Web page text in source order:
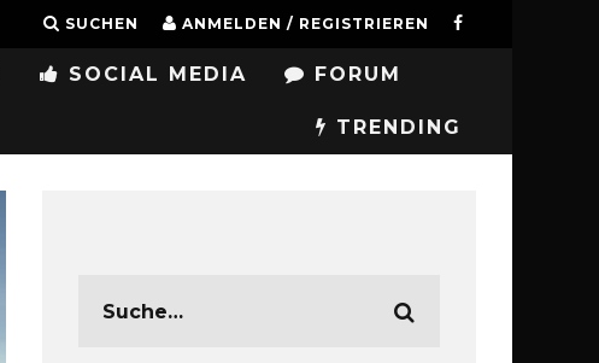
SUCHEN ANMELDEN / REGISTRIEREN
SOCIAL MEDIA FORUM
TRENDING